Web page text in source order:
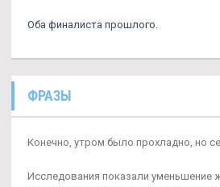
Оба финалиста прошлого.
ФРАЗЫ
Конечно, утром было прохладно, но
Исследования показали уменьшение